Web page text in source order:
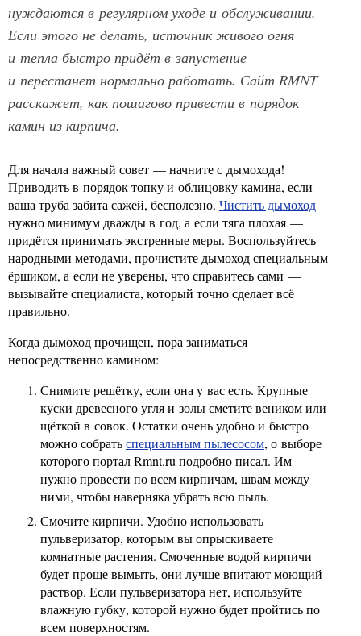
нуждаются в регулярном уходе и обслуживании.
Если этого не делать, источник живого огня
и тепла быстро придёт в запустение
и перестанет нормально работать. Сайт RMNT
расскажет, как пошагово привести в порядок
камин из кирпича.
Для начала важный совет — начните с дымохода!
Приводить в порядок топку и облицовку камина, если
ваша труба забита сажей, бесполезно. Чистить дымоход
нужно минимум дважды в год, а если тяга плохая —
придётся принимать экстренные меры. Воспользуйтесь
народными методами, прочистите дымоход специальным
ёршиком, а если не уверены, что справитесь сами —
вызывайте специалиста, который точно сделает всё
правильно.
Когда дымоход прочищен, пора заниматься
непосредственно камином:
Снимите решётку, если она у вас есть. Крупные
куски древесного угля и золы сметите веником или
щёткой в совок. Остатки очень удобно и быстро
можно собратьспециальным пылесосом, о выборе
которого портал Rmnt.ru подробно писал. Им
нужно провести по всем кирпичам, швам между
ними, чтобы наверняка убрать всю пыль.
Смочите кирпичи. Удобно использовать
пульверизатор, которым вы опрыскиваете
комнатные растения. Смоченные водой кирпичи
будет проще вымыть, они лучше впитают моющий
раствор. Если пульверизатора нет, используйте
влажную губку, которой нужно будет пройтись по
всем поверхностям.